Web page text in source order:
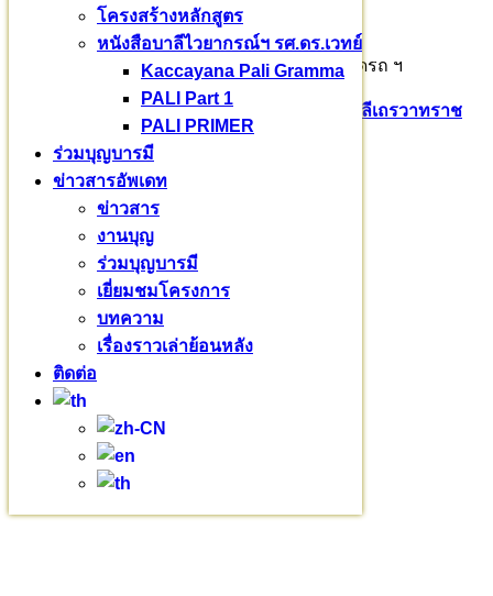
โครงสร้างหลักสูตร
หนังสือบาลีไวยากรณ์ฯ รศ.ดร.เวทย์
Kaccayana Pali Gramma
PALI Part 1
PALI PRIMER
ร่วมบุญบารมี
ข่าวสารอัพเดท
ข่าวสาร
งานบุญ
ร่วมบุญบารมี
เยี่ยมชมโครงการ
บทความ
เรื่องราวเล่าย้อนหลัง
ติดต่อ
๔. อาคารหอพักสงฆ์
๕. ระบบสาธารณูปโภค ป้าย รั้วกำแพง ลานจอดรถ ฯ
บาลีเถรวาท มหาวชิราลงกรณ​บาลี​เถรวาท​ราช​
สามเณรสีหะ
หมวดหมู่
ข่าวสาร
(235)
งานบุญ(18)
พระมหากรุณาธิคุณ
(76)
ร่วมบุญบารมี
เยี่ยมชมโครงการ
เรียนบาลี
เรื่องราวเล่าย้อนหลัง
บทความอื่นๆ